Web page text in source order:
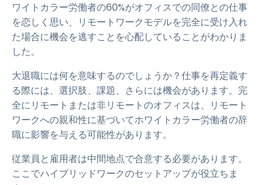
ワイトカラー労働者の60%がオフィスでの同僚との仕事
を恋しく思い、リモートワークモデルを完全に受け入れ
た場合に機会を逃すことを心配していることがわかりま
した。
大退職には何を意味するのでしょうか？仕事を再定義す
る際には、選択肢、課題、さらには機会があります。完
全にリモートまたは非リモートのオフィスは、リモート
ワークへの親和性に基づいてホワイトカラー労働者の辞
職に影響を与える可能性があります。
従業員と雇用者は中間地点で合意する必要があります。
ここでハイブリッドワークのセットアップが役立ちま